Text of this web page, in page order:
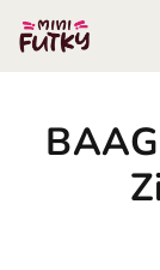
obsah